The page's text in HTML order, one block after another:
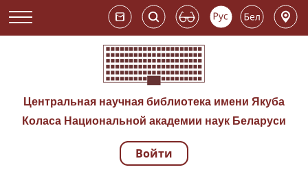
Центральная научная библиотека имени Якуба
Коласа Национальной академии наук Беларуси
Навигация по
Войти